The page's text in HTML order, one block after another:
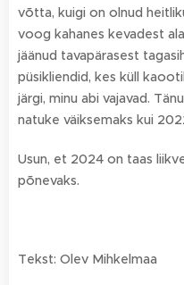
võtta, kuigi on olnud
voog kahanes kevadest
jäänud tavapärasest
püsikliendid, kes küll
järgi, minu abi vajavad.
natuke väiksemaks kui
Usun, et 2024 on taas
põnevaks.
Tekst: Olev Mihkelmaa